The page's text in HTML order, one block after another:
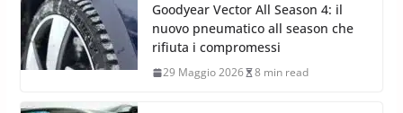
Goodyear Vector All Season 4: il
nuovo pneumatico all season che
rifiuta i compromessi
29 Maggio 2026 8 min read